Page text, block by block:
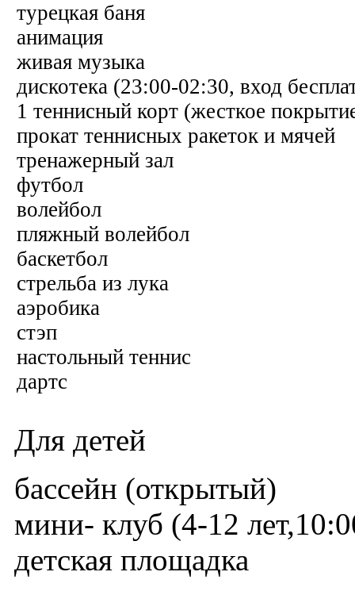
турецкая баня
анимация
живая музыка
дискотека (23:00-02:30, вход
1 теннисный корт (жесткое
прокат теннисных ракеток и мячей
тренажерный зал
футбол
волейбол
пляжный волейбол
баскетбол
стрельба из лука
аэробика
стэп
настольный теннис
дартc
Для детей
бассейн (открытый)
мини- клуб (4-12
детская площадка